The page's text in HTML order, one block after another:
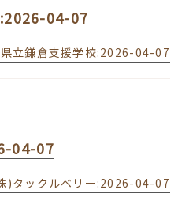
04-07
立鎌倉支援学校:2026-04-07
04-07
)タックルベリー:2026-04-07